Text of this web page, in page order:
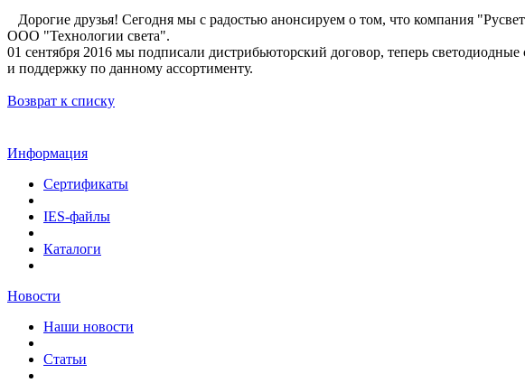
Дорогие друзья! Сегодня мы с радостью анонсируем о том, что компания
ООО "Технологии света".
01 сентября 2016 мы подписали дистрибьюторский договор, теперь
и поддержку по данному ассортименту.
Возврат к списку
Информация
Сертификаты
IES-файлы
Каталоги
Новости
Наши новости
Статьи